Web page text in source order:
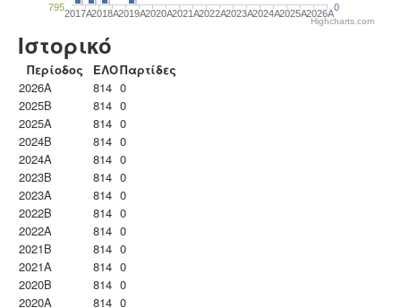
2017A2018A2019A2020A2021A2022A2023Α2024A2025A2026A
795 0
Highcharts.com
Ιστορικό
Περίοδος ΕΛΟΠαρτίδες
2026A
814 0
2025B
814 0
2025A
814 0
2024B
814 0
2024A
814 0
2023B
814 0
2023Α
814 0
2022B
814 0
2022A
814 0
2021B
814 0
2021A
814 0
2020B
814 0
2020A
814 0